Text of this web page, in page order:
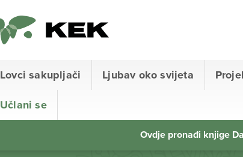
Lovci sakupljači Ljubav oko svijeta
Učlani se
Ovdje pronađi knjige